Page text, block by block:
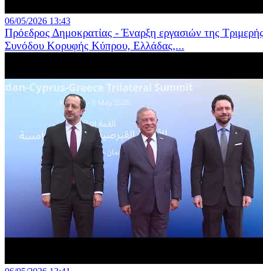
06/05/2026 13:43
Πρόεδρος Δημοκρατίας - Έναρξη εργασιών της
Συνόδου Κορυφής Κύπρου, Ελλάδας,...